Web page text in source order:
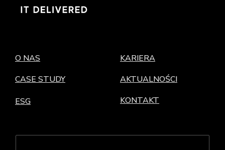
O NAS
CASE STUDY
ESG
KARIERA
AKTUALNOŚCI
KONTAKT